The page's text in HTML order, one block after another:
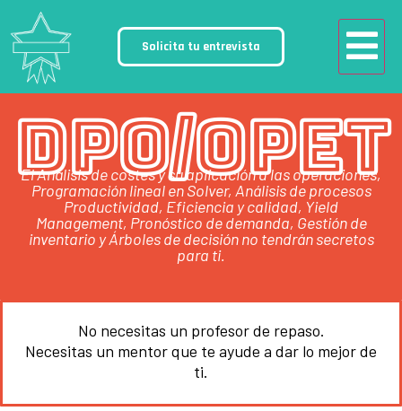
Solicita tu entrevista
DPO/OPET
El Análisis de costes y su aplicación a las operaciones,
Programación lineal en Solver, Análisis de procesos
Productividad, Eficiencia y calidad, Yield
Management, Pronóstico de demanda, Gestión de
inventario y Árboles de decisión no tendrán secretos
para ti.
No necesitas un profesor de repaso.
Necesitas un mentor que te ayude a dar lo mejor de
ti.